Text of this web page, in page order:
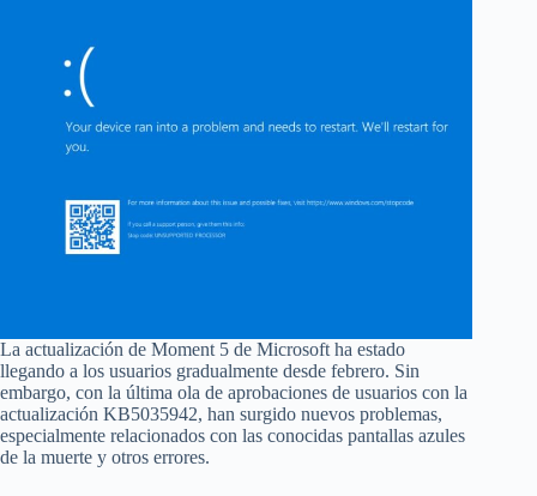
La actualización de Moment 5 de Microsoft ha estado
llegando a los usuarios gradualmente desde febrero. Sin
embargo, con la última ola de aprobaciones de usuarios con la
actualización KB5035942, han surgido nuevos problemas,
especialmente relacionados con las conocidas pantallas azules
de la muerte y otros errores.